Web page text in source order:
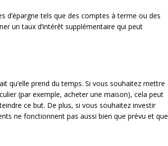
d’épargne tels que des comptes à terme ou des
un taux d’intérêt supplémentaire qui peut
qu’elle prend du temps. Si vous souhaitez mettre
(par exemple, acheter une maison), cela peut
ce but. De plus, si vous souhaitez investir
ne fonctionnent pas aussi bien que prévu et que